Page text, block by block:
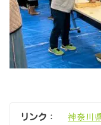
リンク ：神奈川